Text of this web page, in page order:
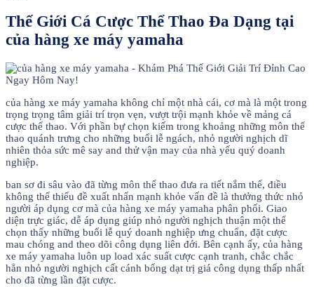
Thế Giới Cá Cược Thể Thao Đa Dạng tại
của hàng xe máy yamaha
của hàng xe máy yamaha không chỉ một nhà cái, cơ mà là một trong
trọng trọng tâm giải trí trọn vẹn, vượt trội mạnh khỏe về mảng cá
cược thể thao. Với phần bự chọn kiếm trong khoảng những môn thể
thao quánh trưng cho những buổi lễ ngách, nhỏ người nghịch dĩ
nhiên thỏa sức mê say and thử vận may của nhà yếu quý doanh
nghiệp.
ban sơ đi sâu vào đã từng môn thể thao đưa ra tiết nắm thể, điều
không thể thiếu đề xuất nhấn mạnh khỏe vấn đề là thưởng thức nhỏ
người áp dụng cơ mà của hàng xe máy yamaha phân phối. Giao
diện trực giác, dễ áp dụng giúp nhỏ người nghịch thuận một thể
chọn thấy những buổi lễ quý doanh nghiệp ưng chuẩn, đặt cược
mau chóng and theo dõi công dụng liên đới. Bên cạnh ấy, của hàng
xe máy yamaha luôn up load xác suất cược cạnh tranh, chắc chắc
hẳn nhỏ người nghịch cất cánh bổng dạt trị giá công dụng thấp nhất
cho đã từng lần đặt cược.